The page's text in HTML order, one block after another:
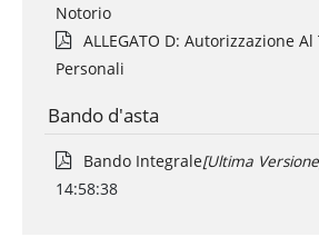
Notorio
ALLEGATO D: Autorizzazione
Personali
Bando d'asta
Bando Integrale[ultima
14:58:38